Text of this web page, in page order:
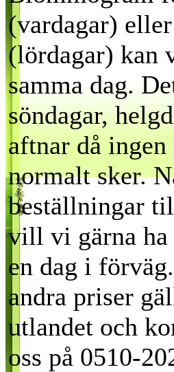
(vardagar)
(lördagar) kan
samma dag.
söndagar,
aftnar då ingen
normalt sker.
beställningar
vill vi gärna ha
en dag i
andra priser
utlandet och
oss på 0510-